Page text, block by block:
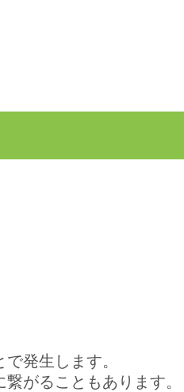
で発生します。
繋がることもあります。